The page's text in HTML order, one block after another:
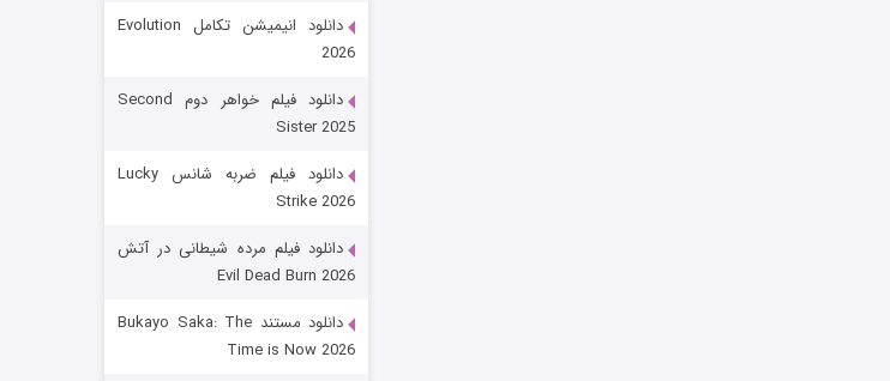
رویایی برای تو
قسمت15 (دوبله)
دانلود انیمیشن تکامل Evolution
2026
دانلود فیلم خواهر دوم Second
Sister 2025
دانلود فیلم ضربه شانس Lucky
Strike 2026
دانلود فیلم مرده شیطانی در آتش
Evil Dead Burn 2026
دانلود مستند Bukayo Saka: The
Time is Now 2026